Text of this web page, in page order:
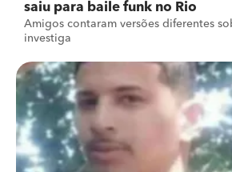
saiu para baile funk no Rio
Amigos contaram versões diferentes
investiga